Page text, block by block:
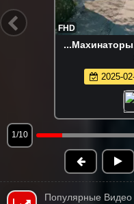
FHD
...Махинаторы... Мировое турне
2025-
1/10
Популярные